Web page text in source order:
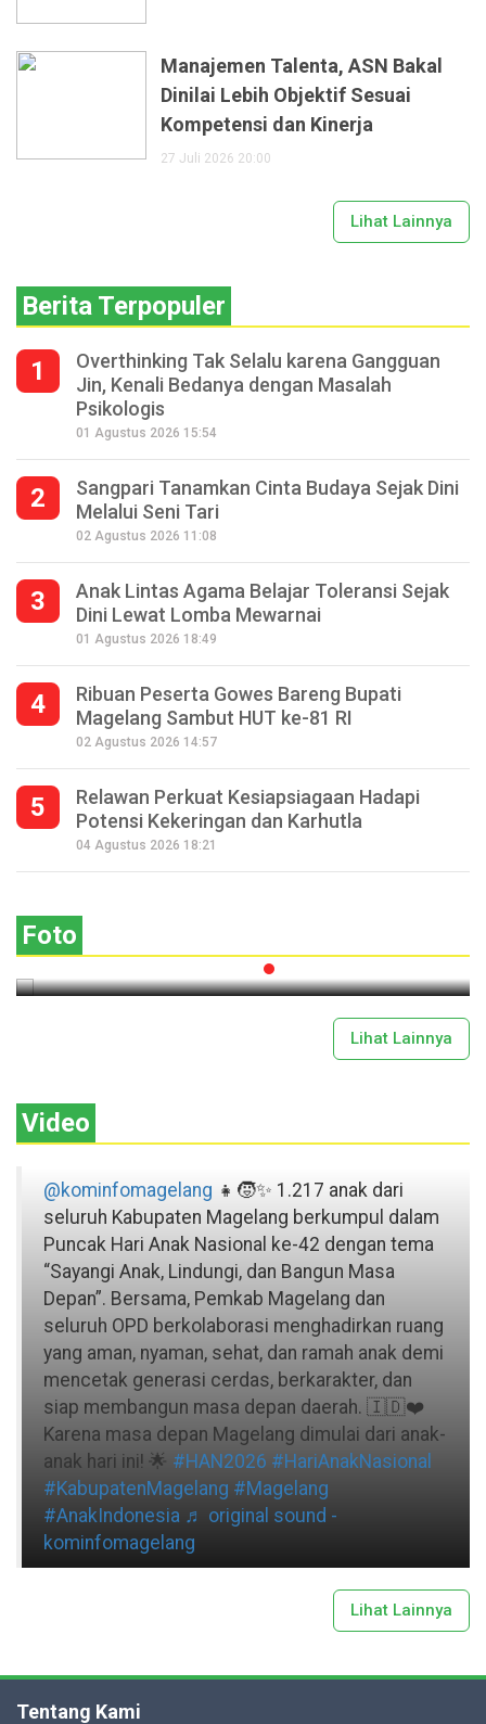
Manajemen Talenta, ASN Bakal
Dinilai Lebih Objektif Sesuai
Kompetensi dan Kinerja
27 Juli 2026 20:00
Lihat Lainnya
Berita Terpopuler
1
Overthinking Tak Selalu karena Gangguan
Jin, Kenali Bedanya dengan Masalah
Psikologis
01 Agustus 2026 15:54
2
Sangpari Tanamkan Cinta Budaya Sejak Dini
Melalui Seni Tari
02 Agustus 2026 11:08
3
Anak Lintas Agama Belajar Toleransi Sejak
Dini Lewat Lomba Mewarnai
01 Agustus 2026 18:49
4
Ribuan Peserta Gowes Bareng Bupati
Magelang Sambut HUT ke-81 RI
02 Agustus 2026 14:57
5
Relawan Perkuat Kesiapsiagaan Hadapi
Potensi Kekeringan dan Karhutla
04 Agustus 2026 18:21
Foto
Seperempat Abad Perhelatan Festival
Lima Gunung XXV Kobarkan Semangat
Lihat Lainnya
Video
@kominfomagelang 👧🧒✨ 1.217 anak dari
seluruh Kabupaten Magelang berkumpul dalam
Puncak Hari Anak Nasional ke-42 dengan tema
“Sayangi Anak, Lindungi, dan Bangun Masa
Depan”. Bersama, Pemkab Magelang dan
seluruh OPD berkolaborasi menghadirkan ruang
yang aman, nyaman, sehat, dan ramah anak demi
mencetak generasi cerdas, berkarakter, dan
siap membangun masa depan daerah. 🇮🇩❤️
Karena masa depan Magelang dimulai dari anak-
anak hari ini! 🌟 #HAN2026 #HariAnakNasional
#KabupatenMagelang #Magelang
#AnakIndonesia ♬ original sound -
kominfomagelang
Lihat Lainnya
Tentang Kami